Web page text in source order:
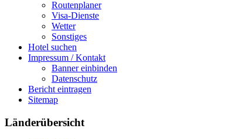
Routenplaner
Visa-Dienste
Wetter
Sonstiges
Hotel suchen
Impressum / Kontakt
Banner einbinden
Datenschutz
Bericht eintragen
Sitemap
Länderübersicht